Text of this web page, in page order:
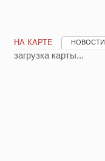
НА КАРТЕ НОВОСТИ
загрузка карты...